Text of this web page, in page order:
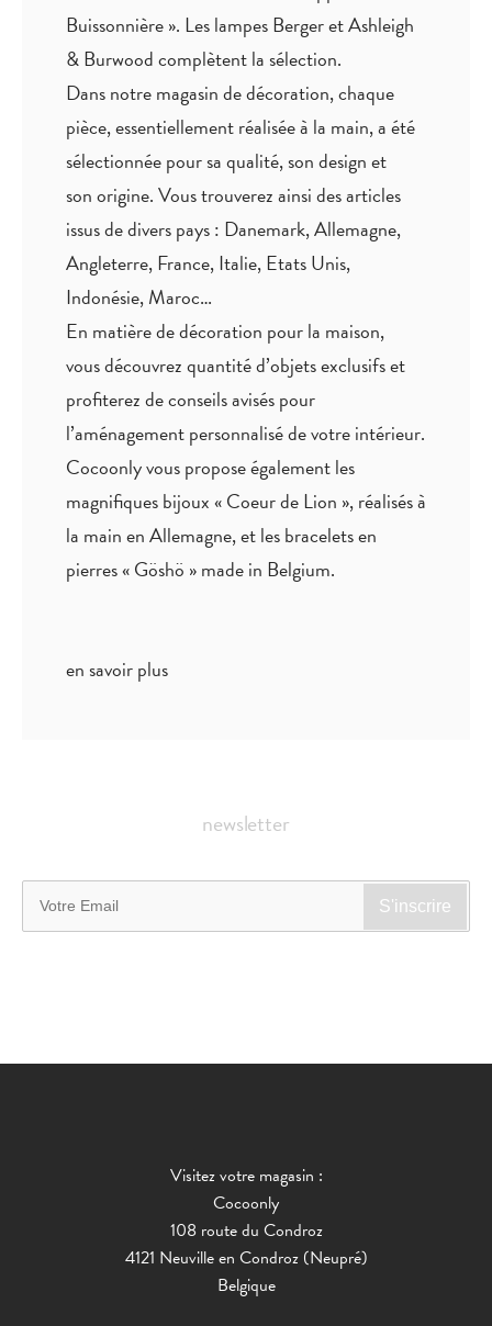
Buissonnière ». Les lampes Berger et Ashleigh
& Burwood complètent la sélection.
Dans notre magasin de décoration, chaque
pièce, essentiellement réalisée à la main , a été
sélectionnée pour sa qualité, son design et
son origine. Vous trouverez ainsi des articles
issus de divers pays : Danemark, Allemagne,
Angleterre, France, Italie, Etats Unis,
Indonésie, Maroc…
En matière de décoration pour la maison,
vous découvrez quantité d’objets exclusifs et
profiterez de conseils avisés pour
l’aménagement personnalisé de votre intérieur.
Cocoonly vous propose également les
magnifiques bijoux « Coeur de Lion », réalisés à
la main en Allemagne, et les bracelets en
pierres « Göshö » made in Belgium.
en savoir plus
newsletter
Visitez votre magasin :
Cocoonly
108 route du Condroz
4121 Neuville en Condroz (Neupré)
Belgique